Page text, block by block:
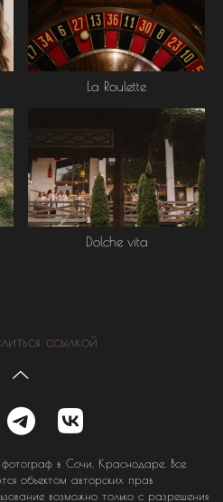
La Roulette
Dolche vita
ссылкой
в Сочи, Краснодаре. Все
объектом авторских прав
возможно только с разрешения